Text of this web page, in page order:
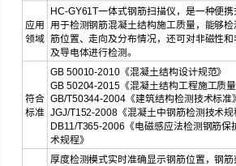
应用
领域
HC-GY61T一体式钢筋扫描仪，是一种便携
用于检测钢筋混凝土结构施工质量，能够
筋位置、走向及分布情况，还可对非磁性
及导电体进行检测。
符合
标准
GB 50010-2010《混凝土结构设计规范》
GB 50204-2015《混凝土结构工程施工质量
GB/T50344-2004《建筑结构检测技术标准》
JGJ/T152-2008《混凝土中钢筋检测技术规
DB11/T365-2006《电磁感应法检测钢筋保
术规程》
厚度检测模式实时准确显示钢筋位置，钢